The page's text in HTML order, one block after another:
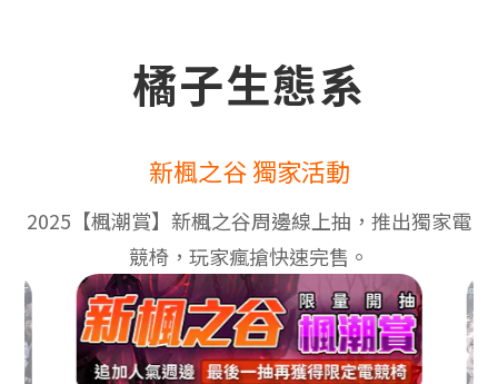
橘子生態系
新楓之谷 獨家活動
2025【楓潮賞】新楓之谷周邊線上抽，推出獨家電
競椅，玩家瘋搶快速完售。